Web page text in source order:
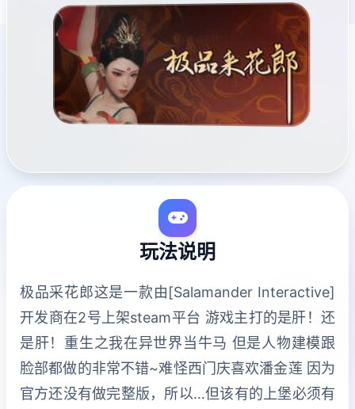
玩法说明
极品采花郎这是一款由[Salamander Interactive]
开发商在2号上架steam平台 游戏主打的是肝！还
是肝！重生之我在异世界当牛马 但是人物建模跟
脸部都做的非常不错~难怪西门庆喜欢潘金莲 因为
官方还没有做完整版，所以…但该有的上堡必须有